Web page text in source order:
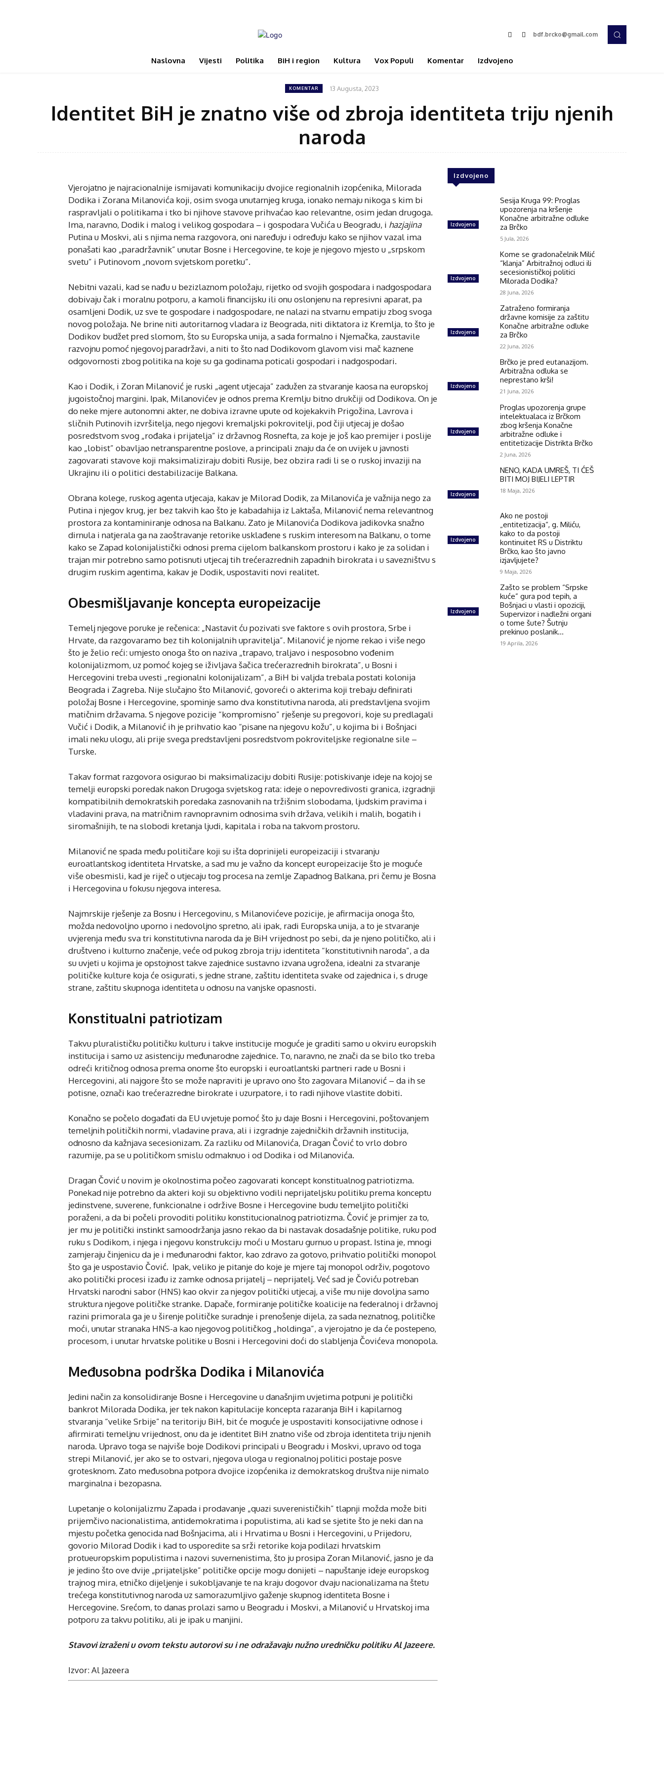
bdf.brcko@gmail.com
Naslovna Vijesti Politika BiH i region Kultura Vox Populi Komentar Izdvojeno
KOMENTAR 13 Augusta, 2023
Identitet BiH je znatno više od zbroja identiteta triju njenih
naroda
Vjerojatno je najracionalnije ismijavati komunikaciju dvojice regionalnih izopćenika, Milorada
Dodika i Zorana Milanovića koji, osim svoga unutarnjeg kruga, ionako nemaju nikoga s kim bi
raspravljali o politikama i tko bi njihove stavove prihvaćao kao relevantne, osim jedan drugoga.
Ima, naravno, Dodik i malog i velikog gospodara – i gospodara Vučića u Beogradu, i hazjajina
Putina u Moskvi, ali s njima nema razgovora, oni naređuju i određuju kako se njihov vazal ima
ponašati kao „paradržavnik” unutar Bosne i Hercegovine, te koje je njegovo mjesto u „srpskom
svetu” i Putinovom „novom svjetskom poretku”.
Nebitni vazali, kad se nađu u bezizlaznom položaju, rijetko od svojih gospodara i nadgospodara
dobivaju čak i moralnu potporu, a kamoli financijsku ili onu oslonjenu na represivni aparat, pa
osamljeni Dodik, uz sve te gospodare i nadgospodare, ne nalazi na stvarnu empatiju zbog svoga
novog položaja. Ne brine niti autoritarnog vladara iz Beograda, niti diktatora iz Kremlja, to što je
Dodikov budžet pred slomom, što su Europska unija, a sada formalno i Njemačka, zaustavile
razvojnu pomoć njegovoj paradržavi, a niti to što nad Dodikovom glavom visi mač kaznene
odgovornosti zbog politika na koje su ga godinama poticali gospodari i nadgospodari.
Kao i Dodik, i Zoran Milanović je ruski „agent utjecaja” zadužen za stvaranje kaosa na europskoj
jugoistočnoj margini. Ipak, Milanovićev je odnos prema Kremlju bitno drukčiji od Dodikova. On je
do neke mjere autonomni akter, ne dobiva izravne upute od kojekakvih Prigožina, Lavrova i
sličnih Putinovih izvršitelja, nego njegovi kremaljski pokrovitelji, pod čiji utjecaj je došao
posredstvom svog „rođaka i prijatelja” iz državnog Rosnefta, za koje je još kao premijer i poslije
kao „lobist” obavljao netransparentne poslove, a principali znaju da će on uvijek u javnosti
zagovarati stavove koji maksimaliziraju dobiti Rusije, bez obzira radi li se o ruskoj invaziji na
Ukrajinu ili o politici destabilizacije Balkana.
Obrana kolege, ruskog agenta utjecaja, kakav je Milorad Dodik, za Milanovića je važnija nego za
Putina i njegov krug, jer bez takvih kao što je kabadahija iz Laktaša, Milanović nema relevantnog
prostora za kontaminiranje odnosa na Balkanu. Zato je Milanovića Dodikova jadikovka snažno
dirnula i natjerala ga na zaoštravanje retorike usklađene s ruskim interesom na Balkanu, o tome
kako se Zapad kolonijalistički odnosi prema cijelom balkanskom prostoru i kako je za solidan i
trajan mir potrebno samo potisnuti utjecaj tih trećerazrednih zapadnih birokrata i u savezništvu s
drugim ruskim agentima, kakav je Dodik, uspostaviti novi realitet.
Obesmišljavanje koncepta europeizacije
Temelj njegove poruke je rečenica: „Nastavit ću pozivati sve faktore s ovih prostora, Srbe i
Hrvate, da razgovaramo bez tih kolonijalnih upravitelja”. Milanović je njome rekao i više nego
što je želio reći: umjesto onoga što on naziva „trapavo, traljavo i nesposobno vođenim
kolonijalizmom, uz pomoć kojeg se iživljava šačica trećerazrednih birokrata”, u Bosni i
Hercegovini treba uvesti „regionalni kolonijalizam”, a BiH bi valjda trebala postati kolonija
Beograda i Zagreba. Nije slučajno što Milanović, govoreći o akterima koji trebaju definirati
položaj Bosne i Hercegovine, spominje samo dva konstitutivna naroda, ali predstavljena svojim
matičnim državama. S njegove pozicije “kompromisno” rješenje su pregovori, koje su predlagali
Vučić i Dodik, a Milanović ih je prihvatio kao “pisane na njegovu kožu”, u kojima bi i Bošnjaci
imali neku ulogu, ali prije svega predstavljeni posredstvom pokroviteljske regionalne sile –
Turske.
Takav format razgovora osigurao bi maksimalizaciju dobiti Rusije: potiskivanje ideje na kojoj se
temelji europski poredak nakon Drugoga svjetskog rata: ideje o nepovredivosti granica, izgradnji
kompatibilnih demokratskih poredaka zasnovanih na tržišnim slobodama, ljudskim pravima i
vladavini prava, na matričnim ravnopravnim odnosima svih država, velikih i malih, bogatih i
siromašnijih, te na slobodi kretanja ljudi, kapitala i roba na takvom prostoru.
Milanović ne spada među političare koji su išta doprinijeli europeizaciji i stvaranju
euroatlantskog identiteta Hrvatske, a sad mu je važno da koncept europeizacije što je moguće
više obesmisli, kad je riječ o utjecaju tog procesa na zemlje Zapadnog Balkana, pri čemu je Bosna
i Hercegovina u fokusu njegova interesa.
Najmrskije rješenje za Bosnu i Hercegovinu, s Milanovićeve pozicije, je afirmacija onoga što,
možda nedovoljno uporno i nedovoljno spretno, ali ipak, radi Europska unija, a to je stvaranje
uvjerenja među sva tri konstitutivna naroda da je BiH vrijednost po sebi, da je njeno političko, ali i
društveno i kulturno značenje, veće od pukog zbroja triju identiteta “konstitutivnih naroda”, a da
su uvjeti u kojima je opstojnost takve zajednice sustavno izvana ugrožena, idealni za stvaranje
političke kulture koja će osigurati, s jedne strane, zaštitu identiteta svake od zajednica i, s druge
strane, zaštitu skupnoga identiteta u odnosu na vanjske opasnosti.
Konstitualni patriotizam
Takvu pluralističku političku kulturu i takve institucije moguće je graditi samo u okviru europskih
institucija i samo uz asistenciju međunarodne zajednice. To, naravno, ne znači da se bilo tko treba
odreći kritičnog odnosa prema onome što europski i euroatlantski partneri rade u Bosni i
Hercegovini, ali najgore što se može napraviti je upravo ono što zagovara Milanović – da ih se
potisne, označi kao trećerazredne birokrate i uzurpatore, i to radi njihove vlastite dobiti.
Konačno se počelo događati da EU uvjetuje pomoć što ju daje Bosni i Hercegovini, poštovanjem
temeljnih političkih normi, vladavine prava, ali i izgradnje zajedničkih državnih institucija,
odnosno da kažnjava secesionizam. Za razliku od Milanovića, Dragan Čović to vrlo dobro
razumije, pa se u političkom smislu odmaknuo i od Dodika i od Milanovića.
Dragan Čović u novim je okolnostima počeo zagovarati koncept konstitualnog patriotizma.
Ponekad nije potrebno da akteri koji su objektivno vodili neprijateljsku politiku prema konceptu
jedinstvene, suverene, funkcionalne i održive Bosne i Hercegovine budu temeljito politički
poraženi, a da bi počeli provoditi politiku konstitucionalnog patriotizma. Čović je primjer za to,
jer mu je politički instinkt samoodržanja jasno rekao da bi nastavak dosadašnje politike, ruku pod
ruku s Dodikom, i njega i njegovu konstrukciju moći u Mostaru gurnuo u propast. Istina je, mnogi
zamjeraju činjenicu da je i međunarodni faktor, kao zdravo za gotovo, prihvatio politički monopol
što ga je uspostavio Čović. Ipak, veliko je pitanje do koje je mjere taj monopol održiv, pogotovo
ako politički procesi izađu iz zamke odnosa prijatelj – neprijatelj. Već sad je Čoviću potreban
Hrvatski narodni sabor (HNS) kao okvir za njegov politički utjecaj, a više mu nije dovoljna samo
struktura njegove političke stranke. Dapače, formiranje političke koalicije na federalnoj i državnoj
razini primorala ga je u širenje političke suradnje i prenošenje dijela, za sada neznatnog, političke
moći, unutar stranaka HNS-a kao njegovog političkog „holdinga”, a vjerojatno je da će postepeno,
procesom, i unutar hrvatske politike u Bosni i Hercegovini doći do slabljenja Čovićeva monopola.
Međusobna podrška Dodika i Milanovića
Jedini način za konsolidiranje Bosne i Hercegovine u današnjim uvjetima potpuni je politički
bankrot Milorada Dodika, jer tek nakon kapitulacije koncepta razaranja BiH i kapilarnog
stvaranja “velike Srbije” na teritoriju BiH, bit će moguće je uspostaviti konsocijativne odnose i
afirmirati temeljnu vrijednost, onu da je identitet BiH znatno više od zbroja identiteta triju njenih
naroda. Upravo toga se najviše boje Dodikovi principali u Beogradu i Moskvi, upravo od toga
strepi Milanović, jer ako se to ostvari, njegova uloga u regionalnoj politici postaje posve
grotesknom. Zato međusobna potpora dvojice izopćenika iz demokratskog društva nije nimalo
marginalna i bezopasna.
Lupetanje o kolonijalizmu Zapada i prodavanje „quazi suverenističkih” tlapnji možda može biti
prijemčivo nacionalistima, antidemokratima i populistima, ali kad se sjetite što je neki dan na
mjestu početka genocida nad Bošnjacima, ali i Hrvatima u Bosni i Hercegovini, u Prijedoru,
govorio Milorad Dodik i kad to usporedite sa srži retorike koja podilazi hrvatskim
protueuropskim populistima i nazovi suvernenistima, što ju prosipa Zoran Milanović, jasno je da
je jedino što ove dvije „prijateljske” političke opcije mogu donijeti – napuštanje ideje europskog
trajnog mira, etničko dijeljenje i sukobljavanje te na kraju dogovor dvaju nacionalizama na štetu
trećega konstitutivnog naroda uz samorazumljivo gaženje skupnog identiteta Bosne i
Hercegovine. Srećom, to danas prolazi samo u Beogradu i Moskvi, a Milanović u Hrvatskoj ima
potporu za takvu politiku, ali je ipak u manjini.
Stavovi izraženi u ovom tekstu autorovi su i ne odražavaju nužno uredničku politiku Al Jazeere.
Izvor: Al Jazeera
Izdvojeno
Izdvojeno
Sesija Kruga 99: Proglas
upozorenja na kršenje
Konačne arbitražne odluke
za Brčko
5 Jula, 2026
Izdvojeno
Kome se gradonačelnik Milić
“klanja” Arbitražnoj odluci ili
secesionističkoj politici
Milorada Dodika?
28 Juna, 2026
Izdvojeno
Zatraženo formiranja
državne komisije za zaštitu
Konačne arbitražne odluke
za Brčko
22 Juna, 2026
Izdvojeno
Brčko je pred eutanazijom.
Arbitražna odluka se
neprestano krši!
21 Juna, 2026
Izdvojeno
Proglas upozorenja grupe
intelektualaca iz Brčkom
zbog kršenja Konačne
arbitražne odluke i
entitetizacije Distrikta Brčko
2 Juna, 2026
Izdvojeno
NENO, KADA UMREŠ, TI ĆEŠ
BITI MOJ BIJELI LEPTIR
18 Maja, 2026
Izdvojeno
Ako ne postoji
„entitetizacija“, g. Miliću,
kako to da postoji
kontinuitet RS u Distriktu
Brčko, kao što javno
izjavljujete?
9 Maja, 2026
Izdvojeno
Zašto se problem “Srpske
kuće” gura pod tepih, a
Bošnjaci u vlasti i opoziciji,
Supervizor i nadležni organi
o tome šute? Šutnju
prekinuo poslanik...
19 Aprila, 2026